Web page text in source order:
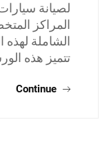
لصيانة
المراكز
الشاملة لهذه
تتميز هذه
Continue